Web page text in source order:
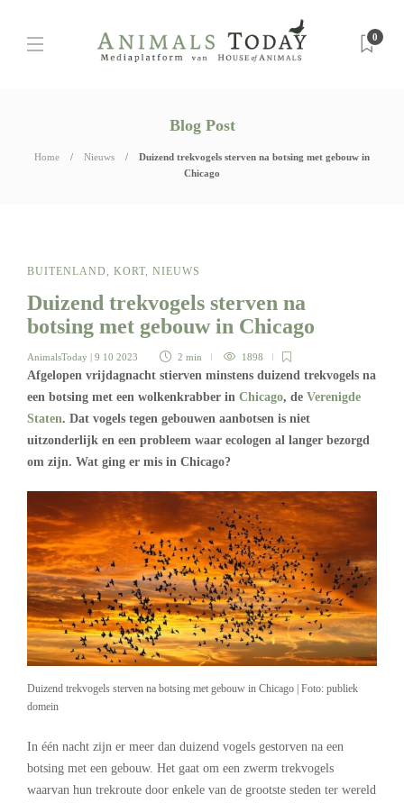
0
Blog Post
Home Nieuws
Duizend trekvogels sterven na botsing met gebouw in
Chicago
BUITENLAND, KORT, NIEUWS
Duizend trekvogels sterven na
botsing met gebouw in Chicago
AnimalsToday | 9 10 2023 2 min 1898
Afgelopen vrijdagnacht stierven minstens duizend trekvogels na
een botsing met een wolkenkrabber in Chicago, de Verenigde
Staten. Dat vogels tegen gebouwen aanbotsen is niet
uitzonderlijk en een probleem waar ecologen al langer bezorgd
om zijn. Wat ging er mis in Chicago?
Duizend trekvogels sterven na botsing met gebouw in Chicago | Foto: publiek
domein
In één nacht zijn er meer dan duizend vogels gestorven na een
botsing met een gebouw. Het gaat om een zwerm trekvogels
waarvan hun trekroute door enkele van de grootste steden ter wereld